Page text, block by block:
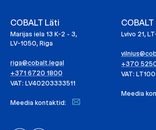
COBALT Läti
Marijas iela 13 K-2 - 3,
LV-1050, Riga
riga@cobalt.legal
+371 6720 1800
VAT: LV40203333511
Meedia kontaktid:
COBALT
Lvivo 21,
+370
VAT:
Meedia